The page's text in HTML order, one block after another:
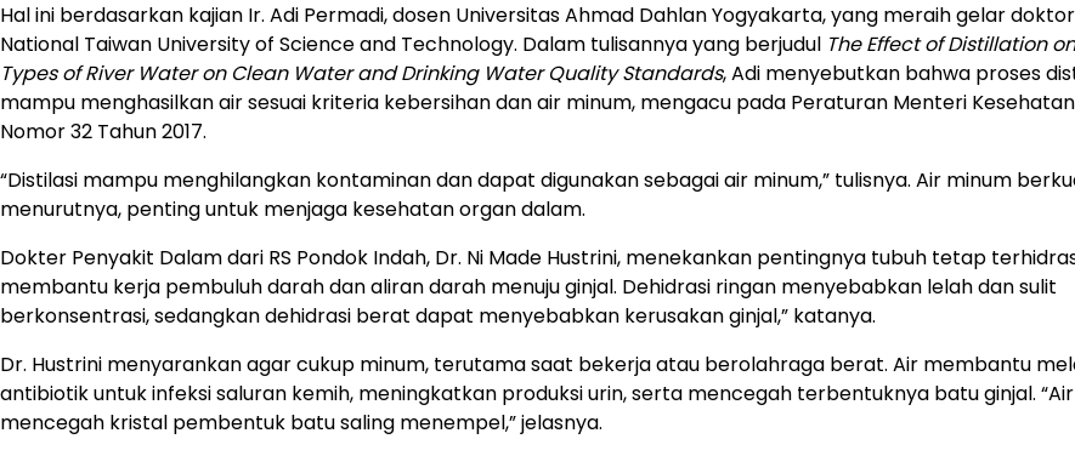
Hal ini berdasarkan kajian Ir. Adi Permadi, dosen Universitas Ahmad Dahlan Yogyakarta, yang meraih gelar
National Taiwan University of Science and Technology. Dalam tulisannya yang berjudul The Effect of Distillation
Types of River Water on Clean Water and Drinking Water Quality Standards, Adi menyebutkan bahwa proses
mampu menghasilkan air sesuai kriteria kebersihan dan air minum, mengacu pada Peraturan Menteri Kesehatan
Nomor 32 Tahun 2017.
“Distilasi mampu menghilangkan kontaminan dan dapat digunakan sebagai air minum,” tulisnya. Air minum
menurutnya, penting untuk menjaga kesehatan organ dalam.
Dokter Penyakit Dalam dari RS Pondok Indah, Dr. Ni Made Hustrini, menekankan pentingnya tubuh tetap
membantu kerja pembuluh darah dan aliran darah menuju ginjal. Dehidrasi ringan menyebabkan lelah dan sulit
berkonsentrasi, sedangkan dehidrasi berat dapat menyebabkan kerusakan ginjal,” katanya.
Dr. Hustrini menyarankan agar cukup minum, terutama saat bekerja atau berolahraga berat. Air membantu
antibiotik untuk infeksi saluran kemih, meningkatkan produksi urin, serta mencegah terbentuknya batu ginjal. “Air
mencegah kristal pembentuk batu saling menempel,” jelasnya.